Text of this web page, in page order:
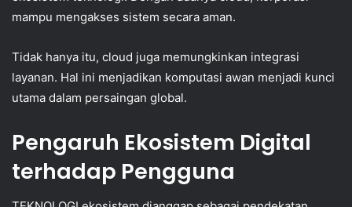
mampu mengakses sistem secara aman.
Tidak hanya itu, cloud juga memungkinkan integrasi
layanan. Hal ini menjadikan komputasi awan menjadi kunci
utama dalam persaingan global.
Pengaruh Ekosistem Digital
terhadap Pengguna